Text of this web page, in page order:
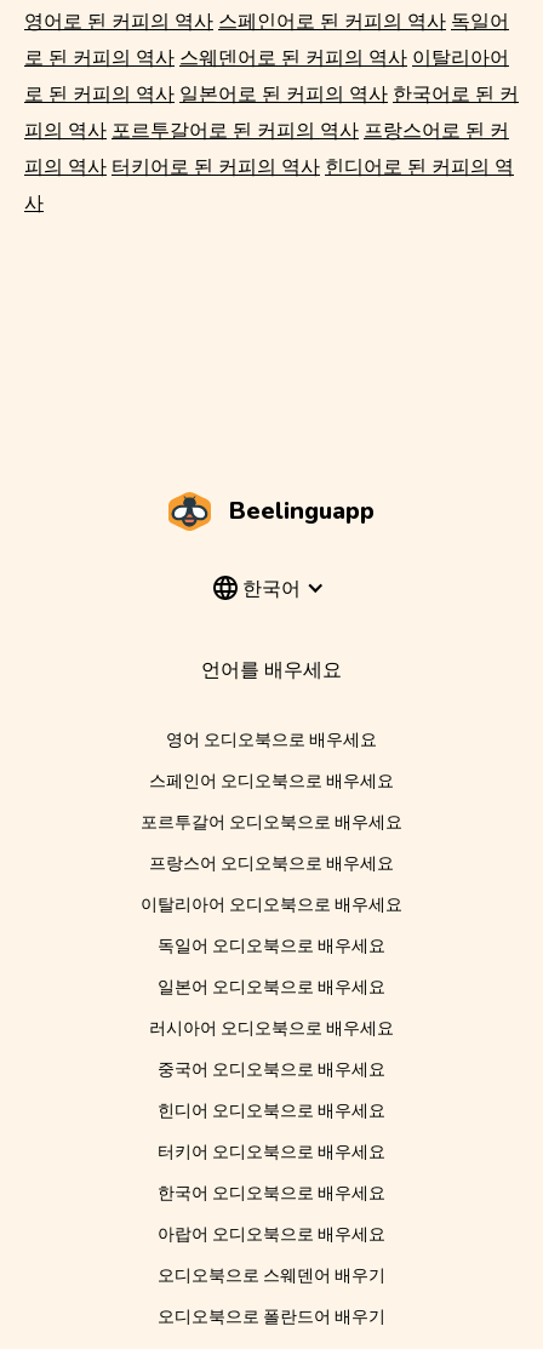
영어로 된 커피의 역사 스페인어로 된 커피의 역사 독일어
로 된 커피의 역사 스웨덴어로 된 커피의 역사 이탈리아어
로 된 커피의 역사 일본어로 된 커피의 역사 한국어로 된 커
피의 역사 포르투갈어로 된 커피의 역사 프랑스어로 된 커
피의 역사 터키어로 된 커피의 역사 힌디어로 된 커피의 역
사
Beelinguapp
한국어
언어를 배우세요
영어 오디오북으로 배우세요
스페인어 오디오북으로 배우세요
포르투갈어 오디오북으로 배우세요
프랑스어 오디오북으로 배우세요
이탈리아어 오디오북으로 배우세요
독일어 오디오북으로 배우세요
일본어 오디오북으로 배우세요
러시아어 오디오북으로 배우세요
중국어 오디오북으로 배우세요
힌디어 오디오북으로 배우세요
터키어 오디오북으로 배우세요
한국어 오디오북으로 배우세요
아랍어 오디오북으로 배우세요
오디오북으로 스웨덴어 배우기
오디오북으로 폴란드어 배우기